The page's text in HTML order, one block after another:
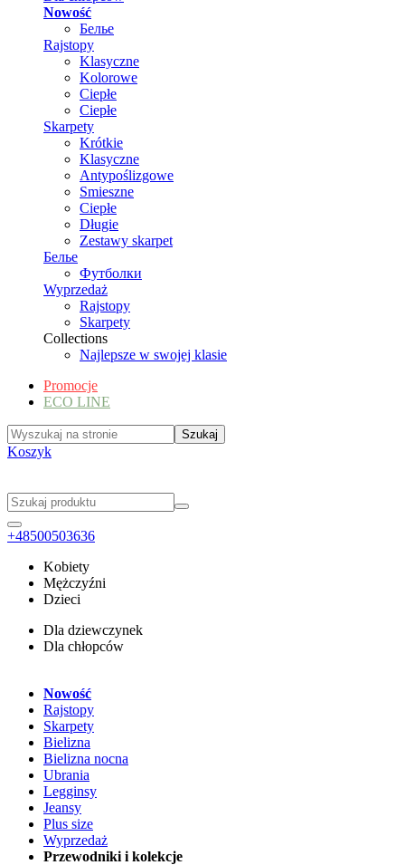
Nowość
Белье
Rajstopy
Klasyczne
Kolorowe
Ciepłe
Ciepłe
Skarpety
Krótkie
Klasyczne
Antypoślizgowe
Smieszne
Ciepłe
Długie
Zestawy skarpet
Белье
Футболки
Wyprzedaż
Rajstopy
Skarpety
Collections
Najlepsze w swojej klasie
Promocje
ECO LINE
Koszyk
+48500503636
Kobiety
Mężczyźni
Dzieci
Dla dziewczynek
Dla chłopców
Nowość
Rajstopy
Skarpety
Bielizna
Bielizna nocna
Ubrania
Legginsy
Jeansy
Plus size
Wyprzedaż
Przewodniki i kolekcje